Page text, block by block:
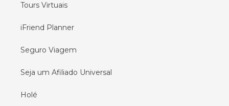
Tours Virtuais
iFriend Planner
Seguro Viagem
Seja um Afiliado Universal
Holé